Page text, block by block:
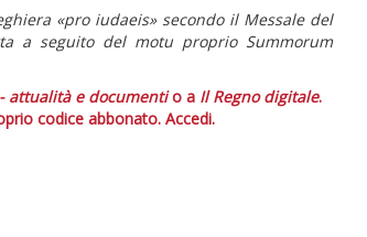
«pro iudaeis» secondo il Messale del
a seguito del motu proprio Summorum
attualità e documentio a Il Regno digitale.
codice abbonato. Accedi.